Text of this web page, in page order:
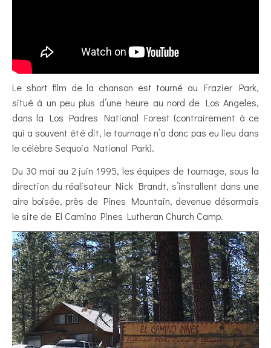
Le short film de la chanson est tourné au Frazier Park,
situé à un peu plus d’une heure au nord de Los Angeles,
dans la Los Padres National Forest (contrairement à ce
qui a souvent été dit, le tournage n’a donc pas eu lieu dans
le célèbre Sequoia National Park).
Du 30 mai au 2 juin 1995, les équipes de tournage, sous la
direction du réalisateur Nick Brandt, s’installent dans une
aire boisée, près de Pines Mountain, devenue désormais
le site de El Camino Pines Lutheran Church Camp.